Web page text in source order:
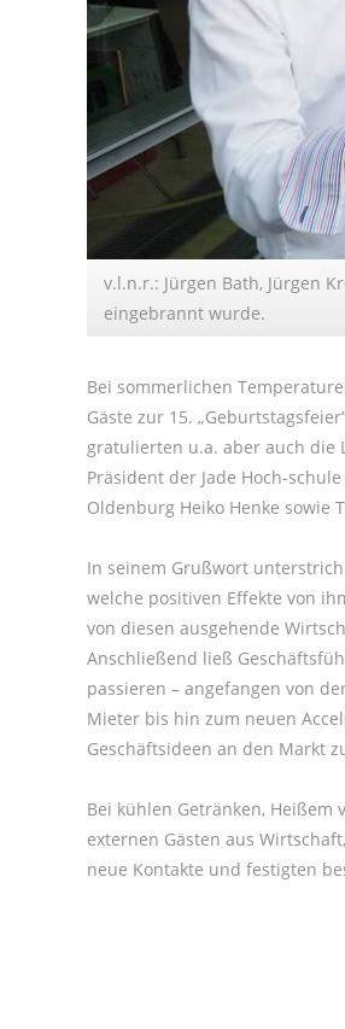
v.l.n.r.: Jürgen Bath, Jürgen
eingebrannt wurde.
Bei sommerlichen
Gäste zur 15.
gratulierten u.a. aber auch die
Präsident der Jade Hoch-
Oldenburg Heiko Henke sowie
In seinem Grußwort
welche positiven Effekte von
von diesen ausgehende
Anschließend ließ
passieren – angefangen von
Mieter bis hin zum neuen
Geschäftsideen an den Markt
Bei kühlen Getränken,
externen Gästen aus
neue Kontakte und festigten